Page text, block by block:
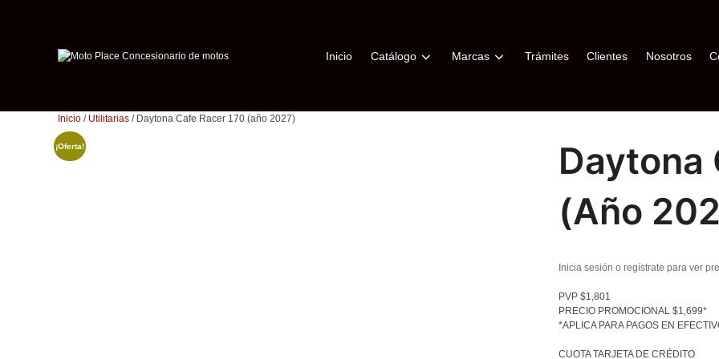
Inicio Catálogo Marcas Trámites Clientes Nosotros
Inicio / Utilitarias / Daytona Cafe Racer 170 (año 2027)
¡Oferta!
Daytona
(año
Inicia sesión o regístrate para ver
PVP $1,801
PRECIO PROMOCIONAL $1,699*
*APLICA PARA PAGOS EN
CUOTA TARJETA DE CRÉDITO